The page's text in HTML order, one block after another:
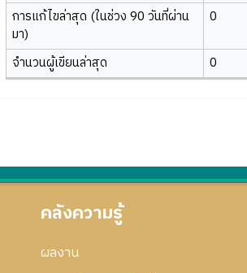
การแก้ไขล่าสุด (ในช่วง 90 วันที่ผ่าน
มา)
0
จำนวนผู้เขียนล่าสุด 0
คลังความรู้
ผลงาน